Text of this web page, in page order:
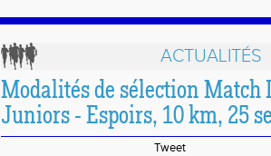
ACTUALITÉS
Modalités de sélection
Juniors - Espoirs, 10 km, 25
Tweet